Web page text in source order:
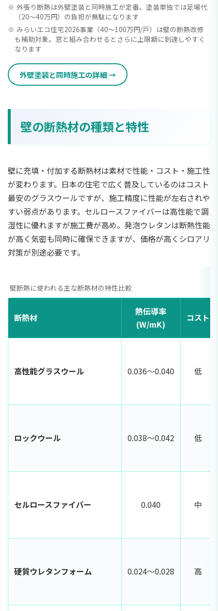
外張り断熱は外壁塗装と同時施工が定番。塗装単独では足場代
（20〜40万円）の負担が無駄になります
みらいエコ住宅2026事業（40〜100万円/戸）は壁の断熱改修
も補助対象。窓と組み合わせるとさらに上限額に到達しやすく
なります
外壁塗装と同時施工の詳細
壁の断熱材の種類と特性
壁に充填・付加する断熱材は素材で性能・コスト・施工性
が変わります。日本の住宅で広く普及しているのはコスト
最安のグラスウールですが、施工精度に性能が左右されや
すい弱点があります。セルロースファイバーは高性能で調
湿性に優れますが施工費が高め。発泡ウレタンは断熱性能
が高く気密も同時に確保できますが、価格が高くシロアリ
対策が別途必要です。
壁断熱に使われる主な断熱材の特性比較
断熱材
熱伝導率
(W/mK)
コスト
高性能グラスウール 0.036〜0.040 低
ロックウール 0.038〜0.042 低
セルロースファイバー 0.040 中
硬質ウレタンフォーム 0.024〜0.028 高